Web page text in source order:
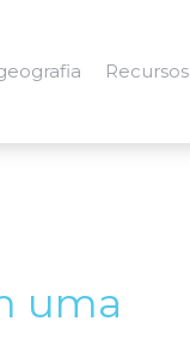
Recursos
uma